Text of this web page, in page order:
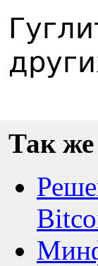
Так же